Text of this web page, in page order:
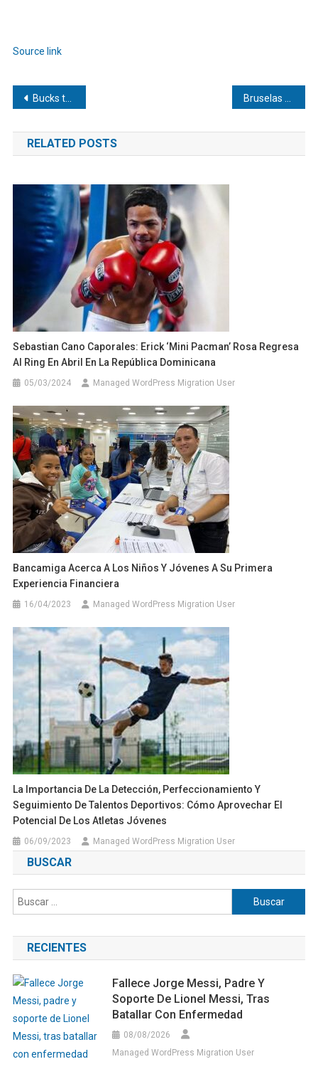
Source link
Navegación
de
entradas
Bucks traspasan a Antetokounmpo a Miami Heat
RELATED POSTS
Sebastian Cano Caporales: Erick ‘Mini Pacman’ Rosa Regresa
Al Ring En Abril En La República Dominicana
05/03/2024 Managed WordPress Migration User
Bancamiga Acerca A Los Niños Y Jóvenes A Su Primera
Experiencia Financiera
16/04/2023 Managed WordPress Migration User
La Importancia De La Detección, Perfeccionamiento Y
Seguimiento De Talentos Deportivos: Cómo Aprovechar El
Potencial De Los Atletas Jóvenes
06/09/2023 Managed WordPress Migration User
BUSCAR
Buscar:
RECIENTES
Fallece Jorge Messi, Padre Y
Soporte De Lionel Messi, Tras
Batallar Con Enfermedad
08/08/2026
Managed WordPress Migration User